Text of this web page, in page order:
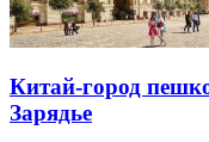
Китай-город
Зарядье